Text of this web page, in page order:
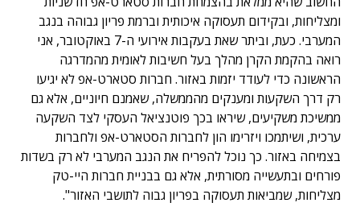
ומצליחות, ובקידום תעסוקה איכותית וברמת פריון גבוהה בנגב
המערבי. כעת, וביתר שאת בעקבות אירועי ה-7 באוקטובר, אני
רואה בהקמת הקרן מהלך בעל חשיבות לאומית מהמדרגה
הראשונה כדי לעודד יזמות באזור. חברות סטארט-אפ לא יגיעו
רק דרך השקעות ומענקים מהממשלה, שאמנם חיוניים, אלא גם
ממשיכת משקיעים, שיראו בכך פוטנציאל העסקי לצד השקעה
ערכית, ושיתמכו ויזרימו הון לחברות הסטארט-אפ ולחברות
בצמיחה באזור. כך נוכל להפריח את הנגב המערבי לא רק בשדות
פורחים ובתעשייה מסורתית, אלא גם בבניית חברות היי-טק
מצליחות, שמביאות תעסוקה בפריון גבוה לתושבי האזור".